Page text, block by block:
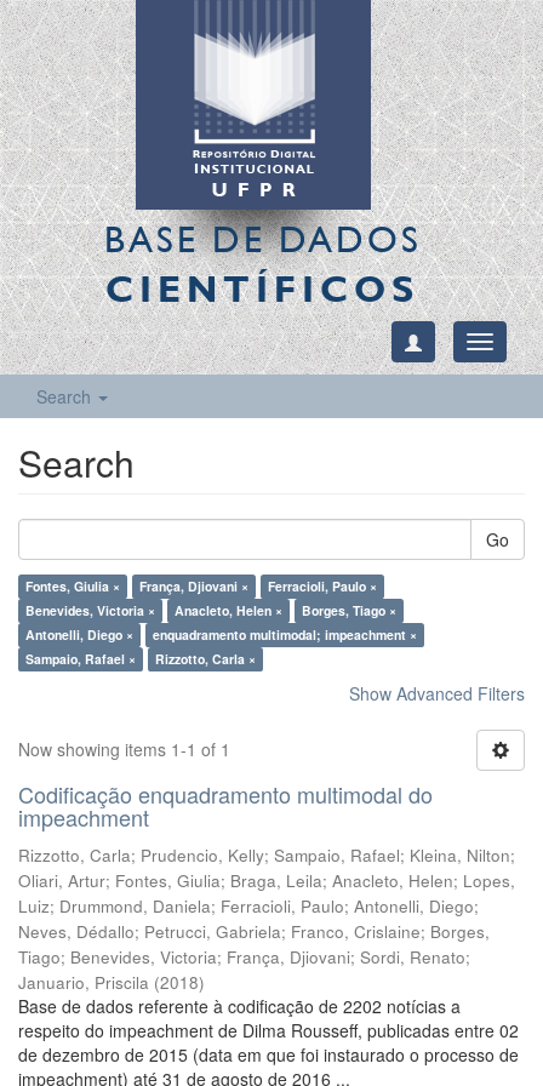
BASE DE DADOS
CIENTÍFICOS
Toggle
Search
Search
Go
Fontes, Giulia × França, Djiovani ×
Ferracioli, Paulo ×
Benevides, Victoria ×
Anacleto, Helen ×
Borges, Tiago ×
Antonelli, Diego ×
enquadramento multimodal; impeachment ×
Sampaio, Rafael ×
Rizzotto, Carla ×
Show Advanced Filters
Now showing items 1-1 of 1
Codificação enquadramento multimodal do
impeachment
Rizzotto, Carla; Prudencio, Kelly; Sampaio, Rafael; Kleina, Nilton;
Oliari, Artur; Fontes, Giulia; Braga, Leila; Anacleto, Helen; Lopes,
Luiz; Drummond, Daniela; Ferracioli, Paulo; Antonelli, Diego;
Neves, Dédallo; Petrucci, Gabriela; Franco, Crislaine; Borges,
Tiago; Benevides, Victoria; França, Djiovani; Sordi, Renato;
Januario, Priscila (2018)
Base de dados referente à codificação de 2202 notícias a
respeito do impeachment de Dilma Rousseff, publicadas entre 02
de dezembro de 2015 (data em que foi instaurado o processo de
impeachment) até 31 de agosto de 2016 ...